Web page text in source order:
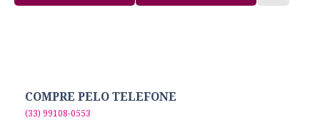
COMPRE PELO TELEFONE
(33) 99108-0553